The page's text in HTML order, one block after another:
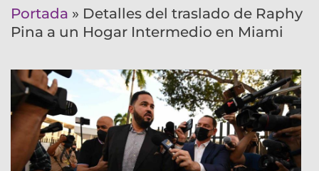
Portada » Detalles del traslado de Raphy
Pina a un Hogar Intermedio en Miami